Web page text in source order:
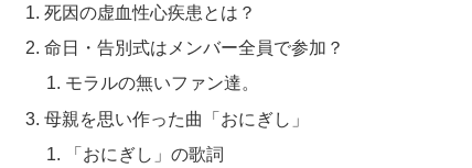
死因の虚血性心疾患とは？
命日・告別式はメンバー全員で参加？
モラルの無いファン達。
母親を思い作った曲「おにぎし」
「おにぎし」の歌詞